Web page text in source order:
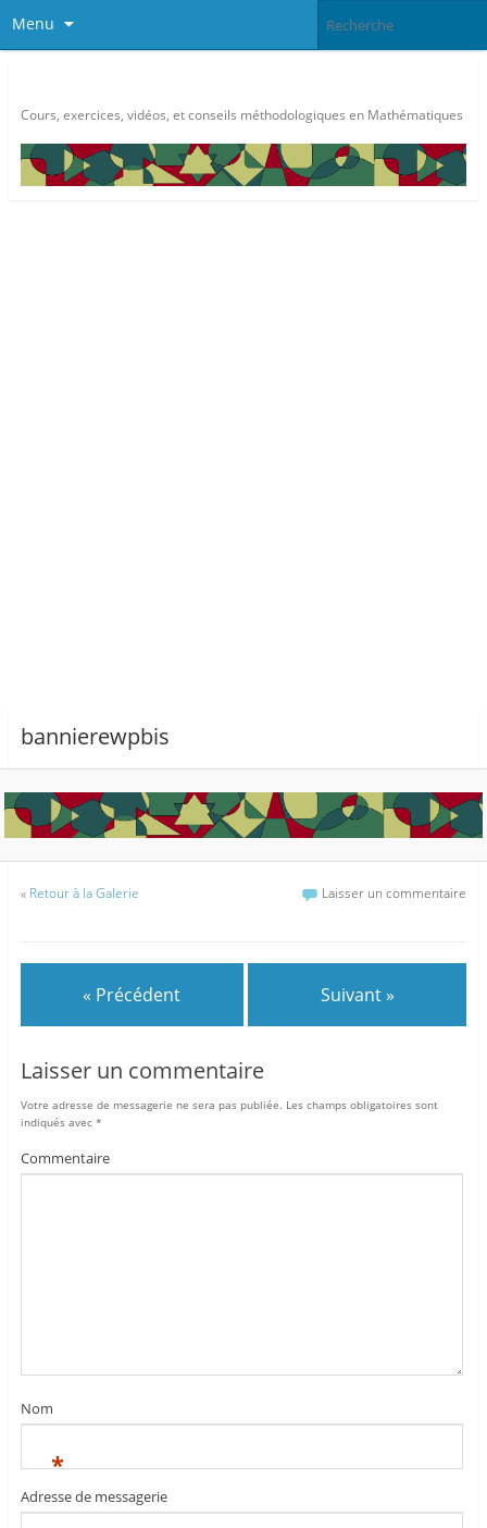
Menu
Cours, exercices, vidéos, et conseils méthodologiques en Mathématiques
bannierewpbis
« Retour à la Galerie Laisser un commentaire
« Précédent Suivant »
Laisser un commentaire
Votre adresse de messagerie ne sera pas publiée. Les champs obligatoires sont
indiqués avec *
Commentaire
Nom
*
Adresse de messagerie